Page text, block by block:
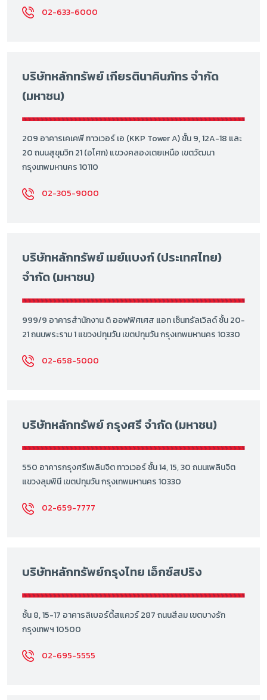
02-633-6000
บริษัทหลักทรัพย์ เกียรตินาคินภัทร จำกัด
(มหาชน)
209 อาคารเคเคพี ทาวเวอร์ เอ (KKP Tower A) ชั้น 9, 12A-18 และ
20 ถนนสุขุมวิท 21 (อโศก) แขวงคลองเตยเหนือ เขตวัฒนา
กรุงเทพมหานคร 10110
02-305-9000
บริษัทหลักทรัพย์ เมย์แบงก์ (ประเทศไทย)
จำกัด (มหาชน)
999/9 อาคารสำนักงาน ดิ ออฟฟิศเศส แอท เซ็นทรัลเวิลด์ ชั้น 20-
21 ถนนพระราม 1 แขวงปทุมวัน เขตปทุมวัน กรุงเทพมหานคร 10330
02-658-5000
บริษัทหลักทรัพย์ กรุงศรี จำกัด (มหาชน)
550 อาคารกรุงศรีเพลินจิต ทาวเวอร์ ชั้น 14, 15, 30 ถนนเพลินจิต
แขวงลุมพินี เขตปทุมวัน กรุงเทพมหานคร 10330
02-659-7777
บริษัทหลักทรัพย์กรุงไทย เอ็กซ์สปริง
ชั้น 8, 15-17 อาคารลิเบอร์ตี้สแควร์ 287 ถนนสีลม เขตบางรัก
กรุงเทพฯ 10500
02-695-5555